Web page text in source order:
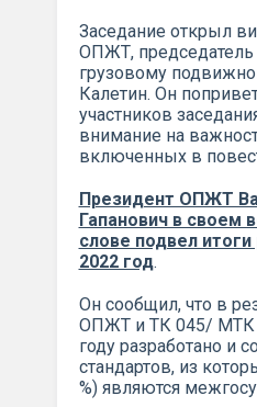
Заседание открыл
ОПЖТ, председатель
грузовому
Калетин. Он
участников
внимание на
включенных в
Президент ОПЖТ
Гапанович в своем
слове подвел
2022 год.
Он сообщил, что в
ОПЖТ и ТК 045/ МТК
году разработано и
стандартов, из
%) являются